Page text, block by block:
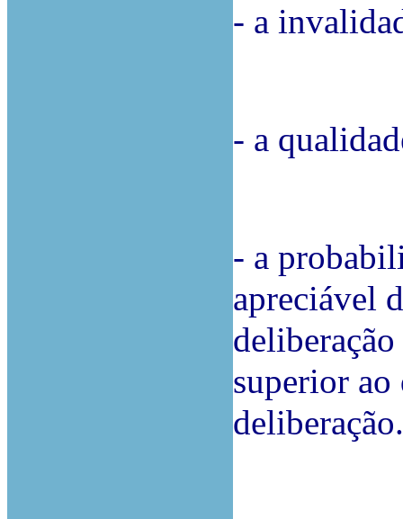
- a
- a
- a
apreciável
superior ao
deliberação.